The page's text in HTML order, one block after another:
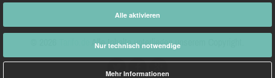
Alle aktivieren
Nur technisch notwendige
Mehr Informationen
Alle Inhalte unterliegen unserem Copyright.